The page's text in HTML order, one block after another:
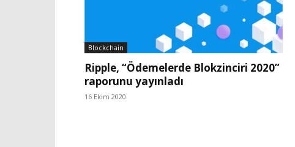
Blockchain
Ripple, “Ödemelerde Blokzinciri 2020”
raporunu yayınladı
16 Ekim 2020